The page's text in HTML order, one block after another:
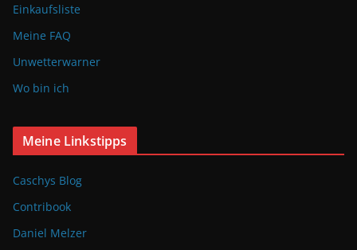
Einkaufsliste
Meine FAQ
Unwetterwarner
Wo bin ich
Meine Linkstipps
Caschys Blog
Contribook
Daniel Melzer